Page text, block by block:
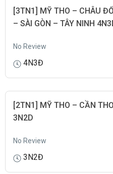
[3TN1] MỸ THO – CHÂU
– SÀI GÒN – TÂY NINH
No Review
4N3Đ
[2TN1] MỸ THO – CẦN
3N2D
No Review
3N2Đ